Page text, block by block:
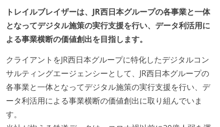
かえりミーティングを行っている
タスク見積もりの単位には絶対量（人日など）ではな
く相対ポイントを用い、極力複数人の意見を調整する
形で行っている
ワークフローの整備
全てのコードをバージョン管理ツールで管理している
各メンバーが実装したコードのマージは Pull Request
トレイルブレイザーは、JR西日本グループの各事業と一体
となってデジタル施策の実行支援を行い、データ利活用に
よる事業横断の価値創出を目指します。
クライアントをJR西日本グループに特化したデジタルコン
サルティングエージェンシーとして、JR西日本グループの
各事業と一体となってデジタル施策の実行支援を行い、デ
ータ利活用による事業横断の価値創出に取り組んでいま
す。